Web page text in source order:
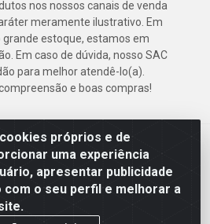
próprios e de
uma experiência
apresentar publicidade
o seu perfil e melhorar a
nos nossos canais de venda
meramente ilustrativo. Em
estoque, estamos em
Em caso de dúvida, nosso SAC
para melhor atendê-lo(a).
e boas compras!
Mascarenhas de Morais, 2471 -
51.150-001 - CNPJ 24.150.377/0003-
57